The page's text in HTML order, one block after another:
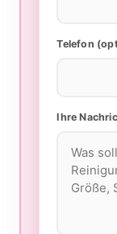
Telefon
Ihre